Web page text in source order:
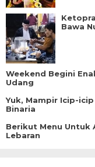
Bawa
Weekend Begini
Udang
Yuk, Mampir Icip-
Binaria
Berikut Menu Untuk
Lebaran